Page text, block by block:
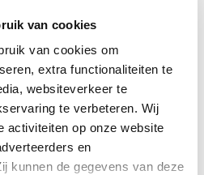
van cookies
van cookies om
extra functionaliteiten te
websiteverkeer te
te verbeteren. Wij
activiteiten op onze website
en
kunnen de gegevens van deze